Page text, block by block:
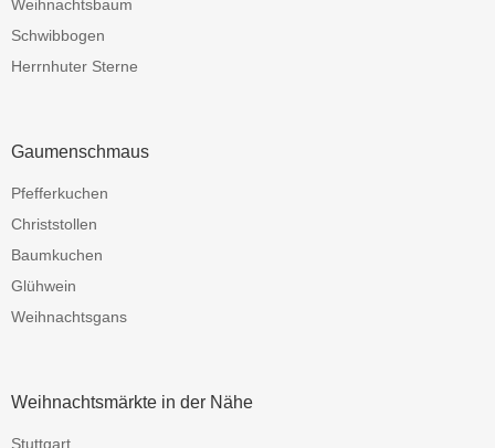
Weihnachtsbaum
Schwibbogen
Herrnhuter Sterne
Gaumenschmaus
Pfefferkuchen
Christstollen
Baumkuchen
Glühwein
Weihnachtsgans
Weihnachtsmärkte in der Nähe
Stuttgart